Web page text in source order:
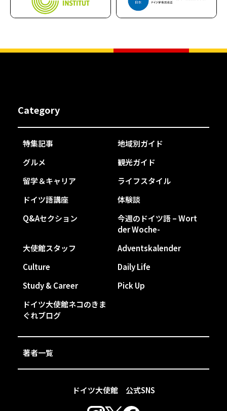
ドイツ大使館 公式SNS
Category
特集記事
地域別ガイド
グルメ
観光ガイド
留学＆キャリア
ライフスタイル
ドイツ語講座
体験談
Q&Aセクション
今週のドイツ語 – Wort
der Woche-
大使館スタッフ
Adventskalender
Culture
Daily Life
Study & Career
Pick Up
ドイツ大使館ネコのきま
ぐれブログ
著者一覧